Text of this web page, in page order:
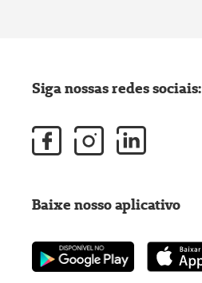
Siga nossas redes sociais:
Baixe nosso aplicativo